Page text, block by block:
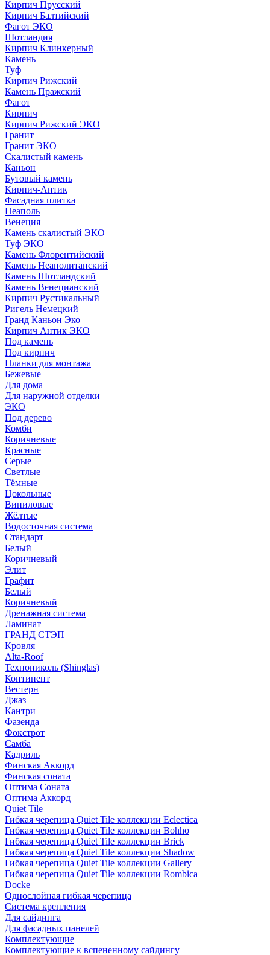
Кирпич Прусский
Кирпич Балтийский
Фагот ЭКО
Шотландия
Кирпич Клинкерный
Камень
Туф
Кирпич Рижский
Камень Пражский
Фагот
Кирпич
Кирпич Рижский ЭКО
Гранит
Гранит ЭКО
Скалистый камень
Каньон
Бутовый камень
Кирпич-Антик
Фасадная плитка
Неаполь
Венеция
Камень скалистый ЭКО
Туф ЭКО
Камень Флорентийский
Камень Неаполитанский
Камень Шотландский
Камень Венецианский
Кирпич Рустикальный
Ригель Немецкий
Гранд Каньон Эко
Кирпич Антик ЭКО
Под камень
Под кирпич
Планки для монтажа
Бежевые
Для дома
Для наружной отделки
ЭКO
Под дерево
Комби
Коричневые
Красные
Серые
Светлые
Тёмные
Цокольные
Виниловые
Жёлтые
Водосточная система
Стандарт
Белый
Коричневый
Элит
Графит
Белый
Коричневый
Дренажная система
Ламинат
ГРАНД СТЭП
Кровля
Alta-Roof
Технониколь (Shinglas)
Континент
Вестерн
Джаз
Кантри
Фазенда
Фокстрот
Самба
Кадриль
Финская Аккорд
Финская соната
Оптима Соната
Оптима Аккорд
Quiet Tile
Гибкая черепица Quiet Tile коллекции Eclectica
Гибкая черепица Quiet Tile коллекции Bohho
Гибкая черепица Quiet Tile коллекции Brick
Гибкая черепица Quiet Tile коллекции Shadow
Гибкая черепица Quiet Tile коллекции Gallery
Гибкая черепица Quiet Tile коллекции Rombica
Docke
Однослойная гибкая черепица
Система крепления
Для сайдинга
Для фасадных панелей
Комплектующие
Комплектующие к вспененному сайдингу